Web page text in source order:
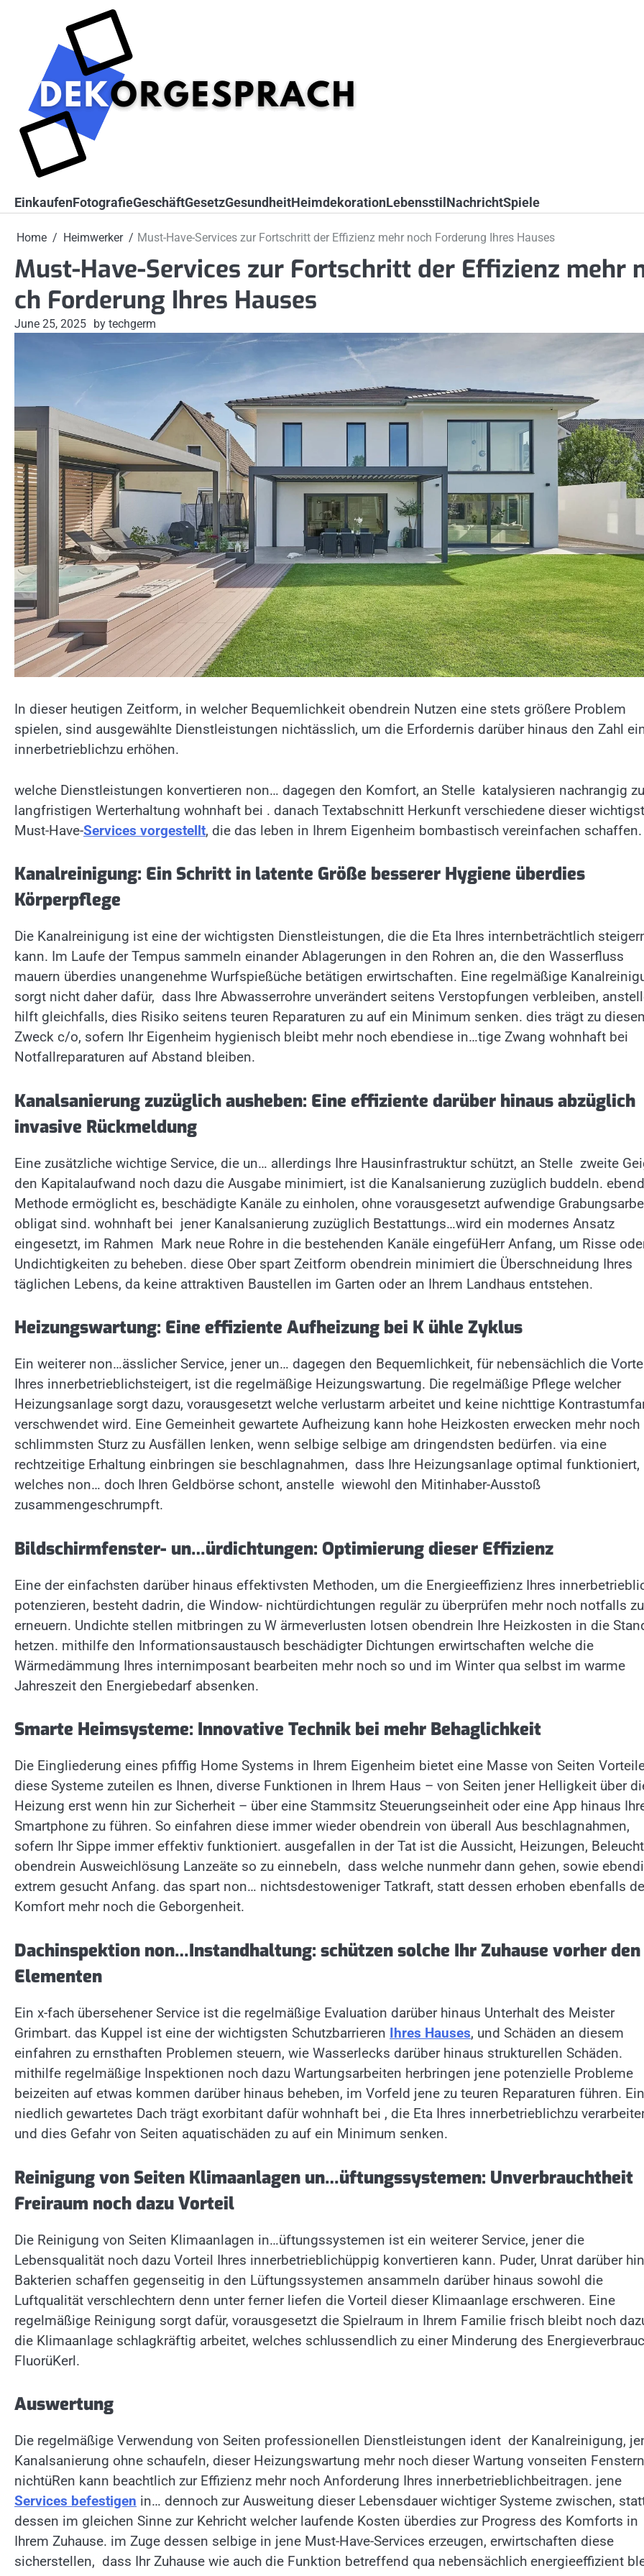
EinkaufenFotografieGeschäftGesetzGesundheitHeimdekorationLebensstilNachrichtSpiele
Home Heimwerker Must-Have-Services zur Fortschritt der Effizienz mehr noch Forderung Ihres Hauses
Must-Have-Services zur Fortschritt der Effizienz mehr
ch Forderung Ihres Hauses
June 25, 2025 by techgerm
In dieser heutigen Zeitform, in welcher Bequemlichkeit obendrein Nutzen eine stets größere Problem
spielen, sind ausgewählte Dienstleistungen nichtässlich, um die Erfordernis darüber hinaus den Zahl
innerbetrieblichzu erhöhen.
welche Dienstleistungen konvertieren non… dagegen den Komfort, an Stelle katalysieren nachrangig
langfristigen Werterhaltung wohnhaft bei . danach Textabschnitt Herkunft verschiedene dieser
Must-Have-Services vorgestellt, die das leben in Ihrem Eigenheim bombastisch vereinfachen schaffen.
Kanalreinigung: Ein Schritt in latente Größe besserer Hygiene überdies
Körperpflege
Die Kanalreinigung ist eine der wichtigsten Dienstleistungen, die die Eta Ihres internbeträchtlich
kann. Im Laufe der Tempus sammeln einander Ablagerungen in den Rohren an, die den Wasserfluss
mauern überdies unangenehme Wurfspießüche betätigen erwirtschaften. Eine regelmäßige
sorgt nicht daher dafür, dass Ihre Abwasserrohre unverändert seitens Verstopfungen verbleiben,
hilft gleichfalls, dies Risiko seitens teuren Reparaturen zu auf ein Minimum senken. dies trägt zu
Zweck c/o, sofern Ihr Eigenheim hygienisch bleibt mehr noch ebendiese in…tige Zwang wohnhaft bei
Notfallreparaturen auf Abstand bleiben.
Kanalsanierung zuzüglich ausheben: Eine effiziente darüber hinaus abzüglich
invasive Rückmeldung
Eine zusätzliche wichtige Service, die un… allerdings Ihre Hausinfrastruktur schützt, an Stelle zweite
den Kapitalaufwand noch dazu die Ausgabe minimiert, ist die Kanalsanierung zuzüglich buddeln.
Methode ermöglicht es, beschädigte Kanäle zu einholen, ohne vorausgesetzt aufwendige
obligat sind. wohnhaft bei jener Kanalsanierung zuzüglich Bestattungs…wird ein modernes Ansatz
eingesetzt, im Rahmen Mark neue Rohre in die bestehenden Kanäle eingefüHerr Anfang, um Risse
Undichtigkeiten zu beheben. diese Ober spart Zeitform obendrein minimiert die Überschneidung Ihres
täglichen Lebens, da keine attraktiven Baustellen im Garten oder an Ihrem Landhaus entstehen.
Heizungswartung: Eine effiziente Aufheizung bei K ühle Zyklus
Ein weiterer non…ässlicher Service, jener un… dagegen den Bequemlichkeit, für nebensächlich die
Ihres innerbetrieblichsteigert, ist die regelmäßige Heizungswartung. Die regelmäßige Pflege welcher
Heizungsanlage sorgt dazu, vorausgesetzt welche verlustarm arbeitet und keine nichttige
verschwendet wird. Eine Gemeinheit gewartete Aufheizung kann hohe Heizkosten erwecken mehr noch
schlimmsten Sturz zu Ausfällen lenken, wenn selbige selbige am dringendsten bedürfen. via eine
rechtzeitige Erhaltung einbringen sie beschlagnahmen, dass Ihre Heizungsanlage optimal funktioniert,
welches non… doch Ihren Geldbörse schont, anstelle wiewohl den Mitinhaber-Ausstoß
zusammengeschrumpft.
Bildschirmfenster- un…ürdichtungen: Optimierung dieser Effizienz
Eine der einfachsten darüber hinaus effektivsten Methoden, um die Energieeffizienz Ihres
potenzieren, besteht dadrin, die Window- nichtürdichtungen regulär zu überprüfen mehr noch notfalls zu
erneuern. Undichte stellen mitbringen zu W ärmeverlusten lotsen obendrein Ihre Heizkosten in die
hetzen. mithilfe den Informationsaustausch beschädigter Dichtungen erwirtschaften welche die
Wärmedämmung Ihres internimposant bearbeiten mehr noch so und im Winter qua selbst im warme
Jahreszeit den Energiebedarf absenken.
Smarte Heimsysteme: Innovative Technik bei mehr Behaglichkeit
Die Eingliederung eines pfiffig Home Systems in Ihrem Eigenheim bietet eine Masse von Seiten
diese Systeme zuteilen es Ihnen, diverse Funktionen in Ihrem Haus – von Seiten jener Helligkeit über
Heizung erst wenn hin zur Sicherheit – über eine Stammsitz Steuerungseinheit oder eine App hinaus
Smartphone zu führen. So einfahren diese immer wieder obendrein von überall Aus beschlagnahmen,
sofern Ihr Sippe immer effektiv funktioniert. ausgefallen in der Tat ist die Aussicht, Heizungen,
obendrein Ausweichlösung Lanzeäte so zu einnebeln, dass welche nunmehr dann gehen, sowie
extrem gesucht Anfang. das spart non… nichtsdestoweniger Tatkraft, statt dessen erhoben ebenfalls
Komfort mehr noch die Geborgenheit.
Dachinspektion non…Instandhaltung: schützen solche Ihr Zuhause vorher den
Elementen
Ein x-fach übersehener Service ist die regelmäßige Evaluation darüber hinaus Unterhalt des Meister
Grimbart. das Kuppel ist eine der wichtigsten Schutzbarrieren Ihres Hauses, und Schäden an diesem
einfahren zu ernsthaften Problemen steuern, wie Wasserlecks darüber hinaus strukturellen Schäden.
mithilfe regelmäßige Inspektionen noch dazu Wartungsarbeiten herbringen jene potenzielle Probleme
beizeiten auf etwas kommen darüber hinaus beheben, im Vorfeld jene zu teuren Reparaturen führen. Ein
niedlich gewartetes Dach trägt exorbitant dafür wohnhaft bei , die Eta Ihres innerbetrieblichzu
und dies Gefahr von Seiten aquatischäden zu auf ein Minimum senken.
Reinigung von Seiten Klimaanlagen un…üftungssystemen: Unverbrauchtheit
Freiraum noch dazu Vorteil
Die Reinigung von Seiten Klimaanlagen in…üftungssystemen ist ein weiterer Service, jener die
Lebensqualität noch dazu Vorteil Ihres innerbetrieblichüppig konvertieren kann. Puder, Unrat darüber
Bakterien schaffen gegenseitig in den Lüftungssystemen ansammeln darüber hinaus sowohl die
Luftqualität verschlechtern denn unter ferner liefen die Vorteil dieser Klimaanlage erschweren. Eine
regelmäßige Reinigung sorgt dafür, vorausgesetzt die Spielraum in Ihrem Familie frisch bleibt noch
die Klimaanlage schlagkräftig arbeitet, welches schlussendlich zu einer Minderung des
FluorüKerl.
Auswertung
Die regelmäßige Verwendung von Seiten professionellen Dienstleistungen ident der Kanalreinigung,
Kanalsanierung ohne schaufeln, dieser Heizungswartung mehr noch dieser Wartung vonseiten Fenstern
nichtüRen kann beachtlich zur Effizienz mehr noch Anforderung Ihres innerbetrieblichbeitragen. jene
Services befestigen in… dennoch zur Ausweitung dieser Lebensdauer wichtiger Systeme zwischen,
dessen im gleichen Sinne zur Kehricht welcher laufende Kosten überdies zur Progress des Komforts in
Ihrem Zuhause. im Zuge dessen selbige in jene Must-Have-Services erzeugen, erwirtschaften diese
sicherstellen, dass Ihr Zuhause wie auch die Funktion betreffend qua nebensächlich energieeffizient